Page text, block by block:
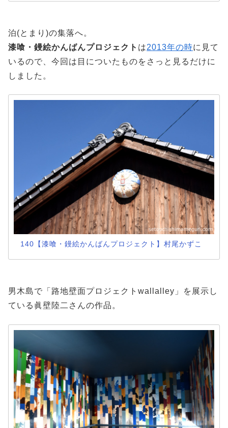
泊(とまり)の集落へ。
漆喰・鏝絵かんばんプロジェクト は2013年の時に見て
いるので、今回は目についたものをさっと見るだけに
しました。
140【漆喰・鏝絵かんばんプロジェクト】村尾かずこ
男木島で「路地壁面プロジェクトwallalley」を展示し
ている眞壁陸二さんの作品。